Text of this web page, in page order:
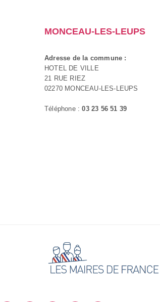
MONCEAU-LES-LEUPS
Adresse de la commune :
HOTEL DE VILLE
21 RUE RIEZ
02270 MONCEAU-LES-LEUPS
Téléphone :03 23 56 51 39